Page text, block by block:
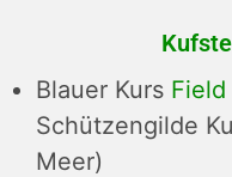
Blauer Kurs
Schützengilde
Meer)